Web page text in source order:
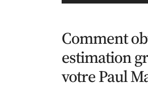
Comment
estimation
votre Paul